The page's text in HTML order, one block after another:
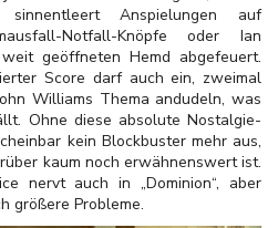
Anspielungen auf
Notfall-Knöpfe oder Ian
geöffneten Hemd abgefeuert.
Score darf auch ein, zweimal
Williams Thema andudeln, was
Ohne diese absolute Nostalgie-
kein Blockbuster mehr aus,
kaum noch erwähnenswert ist.
nervt auch in „Dominion“, aber
größere Probleme.